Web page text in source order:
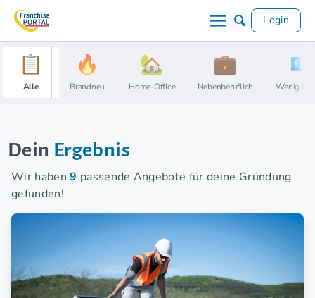
Login
Alle Brandneu Home-Office Nebenberuflich Wenig
Dein Ergebnis
Wir haben9 passende Angebote für deine Gründung
gefunden!